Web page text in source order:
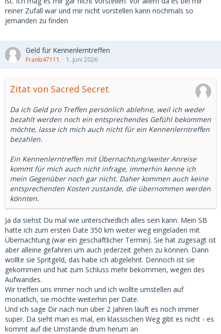
reiner Zufall war und mir nicht vorstellen kann nochmals so
jemanden zu finden
Geld für Kennenlerntreffen
Franki47111 1. Juni 2026
Zitat von Sacred Secret
Da ich Geld pro Treffen persönlich ablehne, weil ich weder
bezahlt werden noch ein entsprechendes Gefühl bekommen
möchte, lasse ich mich auch nicht für ein Kennenlerntreffen
bezahlen.
Ein Kennenlerntreffen mit Übernachtung/weiter Anreise
kommt für mich auch nicht infrage, immerhin kenne ich
mein Gegenüber noch gar nicht. Daher kommen auch keine
entsprechenden Kosten zustande, die übernommen werden
könnten.
Ja da siehst Du mal wie unterschiedlich alles sein kann. Mein SB
hatte ich zum ersten Date 350 km weiter weg eingeladen mit
Übernachtung (war ein geschäftlicher Termin). Sie hat zugesagt ist
aber alleine gefahren um auch jederzeit gehen zu können. Dann
wollte sie Spritgeld, das habe ich abgelehnt. Dennoch ist sie
gekommen und hat zum Schluss mehr bekommen, wegen des
Aufwandes.
Wir treffen uns immer noch und ich wollte umstellen auf
monatlich, sie möchte weiterhin per Date.
Und ich sage Dir nach nun über 2 Jahren läuft es noch immer
super. Da sieht man es mal, ein klassischen Weg gibt es nicht - es
kommt auf die Umstände drum herum an